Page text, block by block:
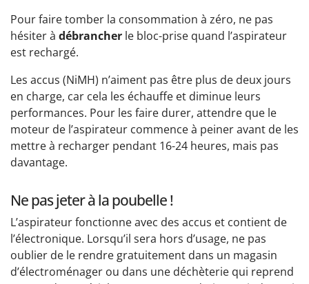
Pour faire tomber la consommation à zéro, ne pas
hésiter à débrancher le bloc-prise quand l’aspirateur
est rechargé.
Les accus (NiMH) n’aiment pas être plus de deux jours
en charge, car cela les échauffe et diminue leurs
performances. Pour les faire durer, attendre que le
moteur de l’aspirateur commence à peiner avant de les
mettre à recharger pendant 16-24 heures, mais pas
davantage.
Ne pas jeter à la poubelle !
L’aspirateur fonctionne avec des accus et contient de
l’électronique. Lorsqu’il sera hors d’usage, ne pas
oublier de le rendre gratuitement dans un magasin
d’électroménager ou dans une déchèterie qui reprend